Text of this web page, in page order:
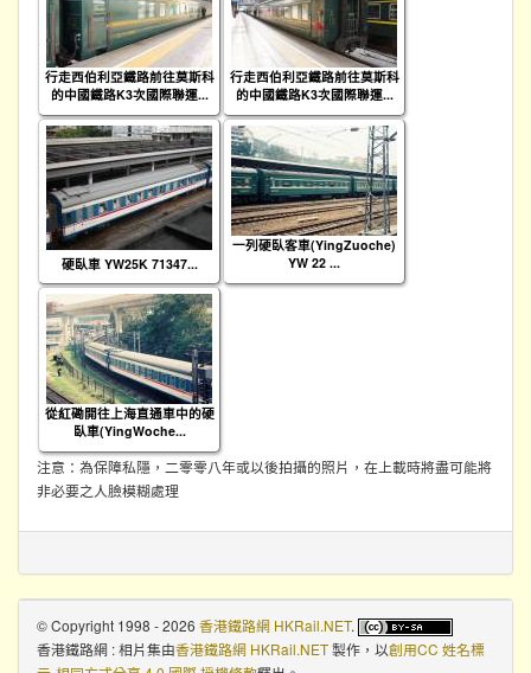
行走西伯利亞鐵路前往莫斯科
的中國鐵路K3次國際聯運...
行走西伯利亞鐵路前往莫斯科
的中國鐵路K3次國際聯運...
硬臥車 YW25K 71347...
一列硬臥客車(YingZuoche)
YW 22 ...
從紅磡開往上海直通車中的硬
臥車(YingWoche...
注意：為保障私隱，二零零八年或以後拍攝的照片，在上載時將盡可能將
非必要之人臉模糊處理
© Copyright 1998 - 2026 香港鐵路網 HKRail.NET.
香港鐵路網 : 相片集由香港鐵路網 HKRail.NET製作，以創用CC 姓名標